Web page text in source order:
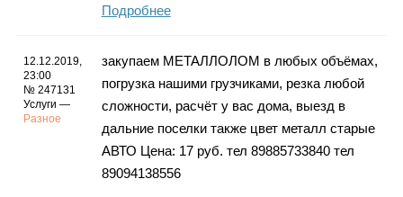
Подробнее
12.12.2019,
23:00
№ 247131
Услуги —
Разное
закупаем МЕТАЛЛОЛОМ в любых объёмах,
погрузка нашими грузчиками, резка любой
сложности, расчёт у вас дома, выезд в
дальние поселки также цвет металл старые
АВТО Цена: 17 руб. тел 89885733840 тел
89094138556